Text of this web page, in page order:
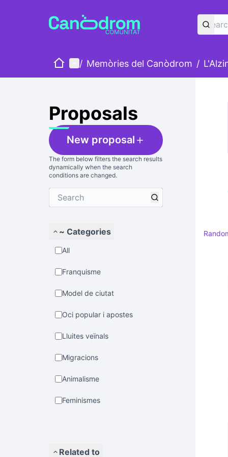
HomeMain menu
/ Memòries del Canòdrom /
Proposals
New proposal
The form below filters the search results
dynamically when the search
conditions are changed.
~ Categories
All
Franquisme
Model de ciutat
Oci popular i apostes
Lluites veïnals
Migracions
Animalisme
Feminismes
Related to